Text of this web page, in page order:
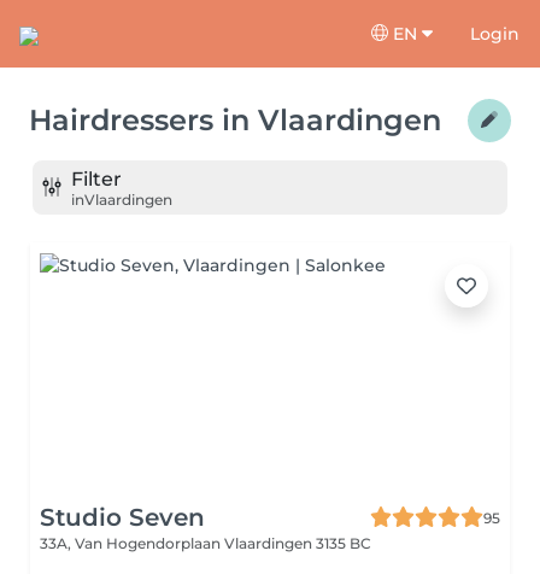
EN Login
Hairdressers in Vlaardingen
Filter
inVlaardingen
Studio Seven
95
33A, Van Hogendorplaan Vlaardingen 3135 BC